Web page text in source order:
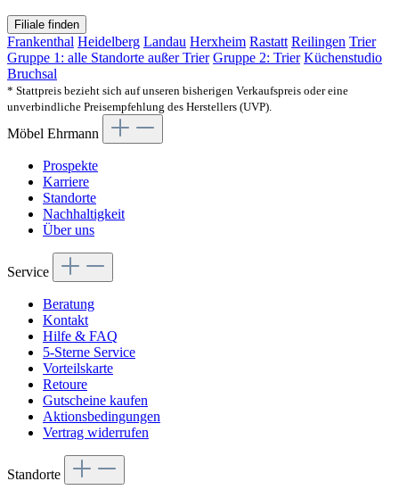
Filiale finden
Frankenthal Heidelberg Landau Herxheim Rastatt Reilingen Trier
Gruppe 1: alle Standorte außer Trier Gruppe 2: Trier Küchenstudio
Bruchsal
* Stattpreis bezieht sich auf unseren bisherigen Verkaufspreis oder eine
unverbindliche Preisempfehlung des Herstellers (UVP).
Möbel Ehrmann
Prospekte
Karriere
Standorte
Nachhaltigkeit
Über uns
Service
Beratung
Kontakt
Hilfe & FAQ
5-Sterne Service
Vorteilskarte
Retoure
Gutscheine kaufen
Aktionsbedingungen
Vertrag widerrufen
Standorte